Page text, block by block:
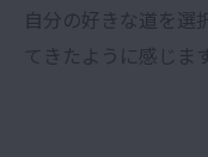
自分の好きな道を選
てきたように感じます